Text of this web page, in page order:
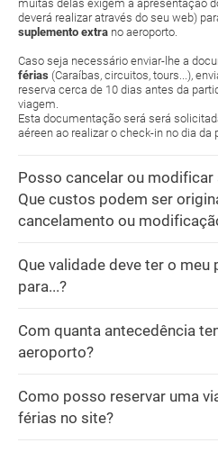
muitas delas exigem a apresentação
deverá realizar através do seu web)
suplemento extra no aeroporto.
Caso seja necessário enviar-lhe a
férias (Caraíbas, circuitos, tours...),
reserva cerca de 10 dias antes da
viagem.
Esta documentação será será
aéreen ao realizar o check-in no dia da
Posso cancelar ou modificar
Que custos podem ser
cancelamento ou
Que validade deve ter o
para...?
Com quanta antecedência
aeroporto?
Como posso reservar uma
férias no site?